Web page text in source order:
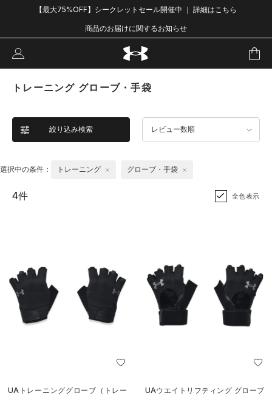
【最大75%OFF】シークレットセール開催中 ｜ 詳細はこちら
商品のお届けに関するお知らせ
トレーニング グローブ・手袋
絞り込み検索 レビュー数順
選択中の条件： トレーニング グローブ・手袋
4件 全色表示
UAトレーニンググローブ（トレー
UAウエイトリフティング グローブ